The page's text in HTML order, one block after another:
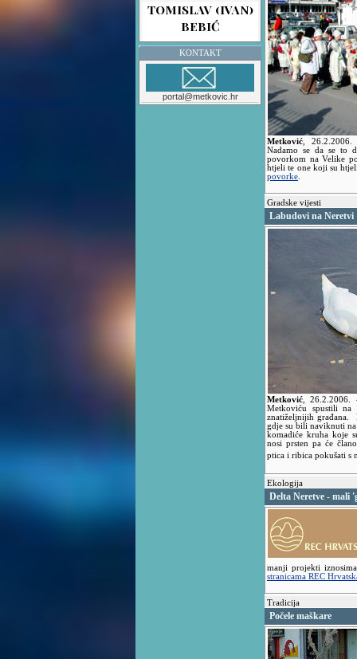
KONTAKT
portal@metkovic.hr
Metković
26.2.2006.
Nadamo se da se to
povorkom na Velike
htjeli te one koji su
povorke
Gradske vijesti
Labudovi na Neretvi
Metković ,26.2.2006.
Metkoviću spustili
znatiželjnijih građana.
gdje su bili naviknuti
komadiće kruha koje
nosi prsten pa će
ptica i ribica pokušati s
Ekologija
Delta Neretve - mali
manji projekti
stranicama REC
Tradicija
Počele maškare